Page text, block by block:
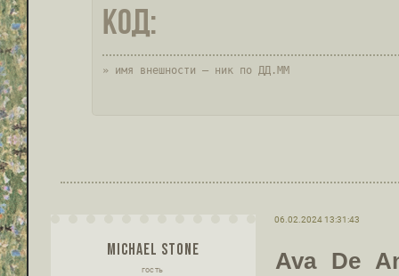
Код:
» имя внешности — ник по ДД.ММ
06.02.2024 13:31:43
MICHAEL STONE
гость
Ava De